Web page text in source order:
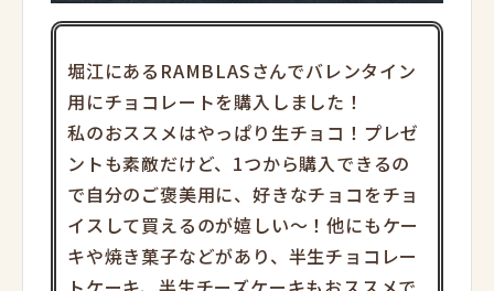
堀江にあるRAMBLASさんでバレンタイン
用にチョコレートを購入しました！
私のおススメはやっぱり生チョコ！プレゼ
ントも素敵だけど、1つから購入できるの
で自分のご褒美用に、好きなチョ コをチョ
イスして買えるのが嬉しい～！他にもケー
キや焼き菓子などがあり、半生チョコレー